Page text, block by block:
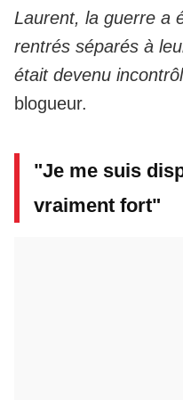
Laurent, la guerre a
rentrés séparés à
était devenu
blogueur.
"Je me suis
vraiment fort"